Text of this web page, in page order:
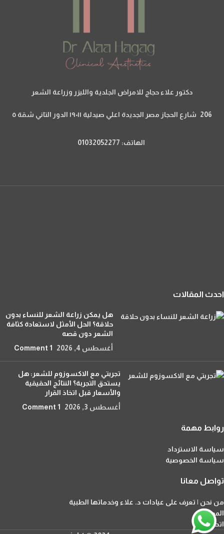
دكتور علاء حجاج للامراض الجلدية والليزر وزراعة الشعر
206 شارع الحجاز مصر الجديدة اعلي صيدلية ١٩٠١١ الدور التاني شقة ٥
الهاتف: 01032052277
احدث المقالات
هل يمكن زراعة الشعر للنساء بدون
حلاقة؟ الحل الأمثل لاستعادة كثافة
الشعر دون قصه
أغسطس 4, 2026
1 Comment
تجربتي مع الاكسوزوم للشعر: هل
يستحق التجربة؟ النتائج الحقيقية
والأسعار قبل اتخاذ القرار
أغسطس 3, 2026
1 Comment
روابط مهمة
سياسة الاسترداد
سياسة الخصوصية
تواصل معانا
من نحن | تعرف على عيادات د. علاء وخدماتها الطبية
المدونة
اتصل بنا